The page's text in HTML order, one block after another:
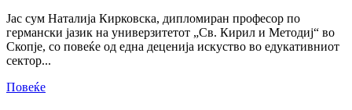
Јас сум Наталија Кирковска, дипломиран професор по
германски јазик на универзитетот „Св. Кирил и Методиј“ во
Скопје, со повеќе од една деценија искуство во едукативниот
сектор...
Повеќе